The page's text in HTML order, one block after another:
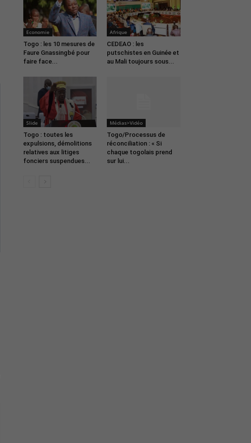
Economie
Togo : les 10 mesures de
Faure Gnassingbé pour
faire face...
Afrique
CEDEAO : les
putschistes en Guinée et
au Mali toujours sous...
Slide
Togo : toutes les
expulsions, démolitions
relatives aux litiges
fonciers suspendues...
Médias>Vidéo
Togo/Processus de
réconciliation : « Si
chaque togolais prend
sur lui...